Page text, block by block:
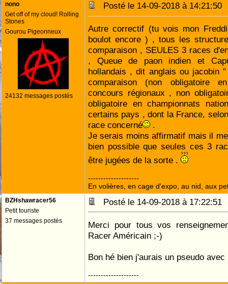
nono
Get off of my cloud! Rolling
Stones
Gourou Pigeonneux
24132 messages postés
Posté le 14-09-2018 à
Autre correctif (tu vois mon
boulot encore ) , tous les
comparaison , SEULES 3 races
, Queue de paon indien et
hollandais , dit anglais ou jacobin
comparaison (non obligatoire
concours régionaux , non
obligatoire en championnats
certains pays , dont la France,
race concerné
.
Je serais moins affirmatif mais il
bien possible que seules ces 3
être jugées de la sorte .
--------------------
En volières, en cage d'expo, au nid, aux
BZHshawracer56
Petit touriste
37 messages postés
Posté le 14-09-2018 à
Merci pour tous vos
Racer Américain ;-)
Bon hé bien j'aurais un pseudo
--------------------